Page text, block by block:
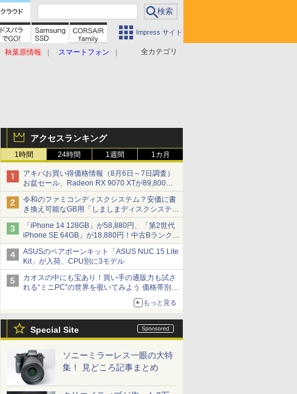
Impress サイト
全カテゴリ
秋葉原情報
スマートフォン
アクセスランキング
1時間 24時間 1週間 1カ月
アキバお買い得価格情報（8月6日～7日調査）
お盆セール、Radeon RX 9070 XTが89,800
円、水平周波数24.8kHz対応の17型モニターが
9,801円、暑さ指数連動セール ほか
令和のファミコンディスクシステム？安価に書
き換え可能なGB用「しましまディスクシステ
ム」
「iPhone 14 128GB」が58,880円、「第2世代
iPhone SE 64GB」が18,880円！中古Bランク品
セール
ASUSのベアボーンキット「ASUS NUC 15 Lite
Kit」が入荷、CPU別に3モデル
カオスの中にも宝あり！買い手の通販力も試さ
れる“ミニPC”の世界を覗いてみよう 価格帯別に
仕様や特徴を整理、11製品をピックアップ text
もっと見る
Special Site
ソニーミラーレス一眼の大特
集！ 見どころ記事まとめ